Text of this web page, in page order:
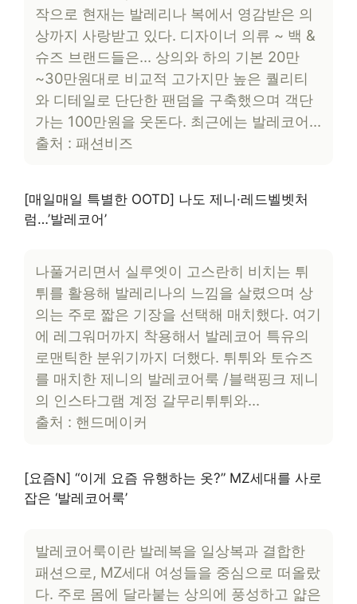
작으로 현재는 발레리나 복에서 영감받은 의
상까지 사랑받고 있다. 디자이너 의류 ~ 백 &
슈즈 브랜드들은… 상의와 하의 기본 20만
~30만원대로 비교적 고가지만 높은 퀄리티
와 디테일로 단단한 팬덤을 구축했으며 객단
가는 100만원을 웃돈다. 최근에는 발레코어…
출처 : 패션비즈
[매일매일 특별한 OOTD] 나도 제니·레드벨벳처
럼…’발레코어’
나풀거리면서 실루엣이 고스란히 비치는 튀
튀를 활용해 발레리나의 느낌을 살렸으며 상
의는 주로 짧은 기장을 선택해 매치했다. 여기
에 레그워머까지 착용해서 발레코어 특유의
로맨틱한 분위기까지 더했다. 튀튀와 토슈즈
를 매치한 제니의 발레코어룩 /블랙핑크 제니
의 인스타그램 계정 갈무리튀튀와…
출처 : 핸드메이커
[요즘N] “이게 요즘 유행하는 옷?” MZ세대를 사로
잡은 ‘발레코어룩’
발레코어룩이란 발레복을 일상복과 결합한
패션으로, MZ세대 여성들을 중심으로 떠올랐
다. 주로 몸에 달라붙는 상의에 풍성하고 얇은